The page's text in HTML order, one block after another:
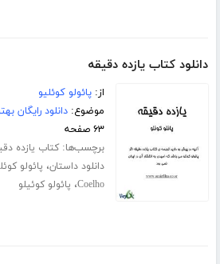
دانلود کتاب یازده دقیقه
از:پائولو کوئلیو
موضوع:دانلود رایگان
۶۳ صفحه
برچسب‌ها:کتاب یازده
دانلود داستان، پائولو
Coelho، پائولو کوئیلو